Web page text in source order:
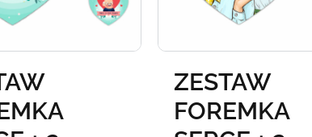
ZESTAW
FOREMKA